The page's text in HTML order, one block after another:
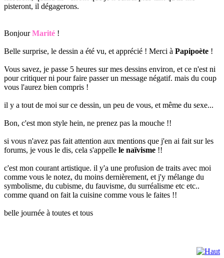
pisteront, il dégagerons.
BonjourMarité !
Belle surprise, le dessin a été vu, et apprécié ! Merci à Papipoète !
Vous savez, je passe 5 heures sur mes dessins environ, et ce n'est ni
pour critiquer ni pour faire passer un message négatif. mais du coup
vous l'aurez bien compris !
il y a tout de moi sur ce dessin, un peu de vous, et même du sexe...
Bon, c'est mon style hein, ne prenez pas la mouche !!
si vous n'avez pas fait attention aux mentions que j'en ai fait sur les
forums, je vous le dis, cela s'appelle le naïvisme !!
c'est mon courant artistique. il y'a une profusion de traits avec moi
comme vous le notez, du moins dernièrement, et j'y mélange du
symbolisme, du cubisme, du fauvisme, du surréalisme etc etc..
comme quand on fait la cuisine comme vous le faites !!
belle journée à toutes et tous